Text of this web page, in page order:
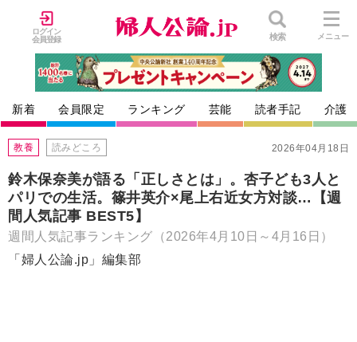
ログイン
会員登録
検索 メニュー
新着 会員限定 ランキング 芸能 読者手記 介護
2026年04月18日
教養 読みどころ
鈴木保奈美が語る「正しさとは」。杏子ども3人と
パリでの生活。篠井英介×尾上右近女方対談…【週
間人気記事 BEST5】
週間人気記事ランキング（2026年4月10日～4月16日）
「婦人公論.jp」編集部